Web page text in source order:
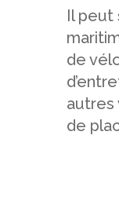
Il peut
de
autres
de